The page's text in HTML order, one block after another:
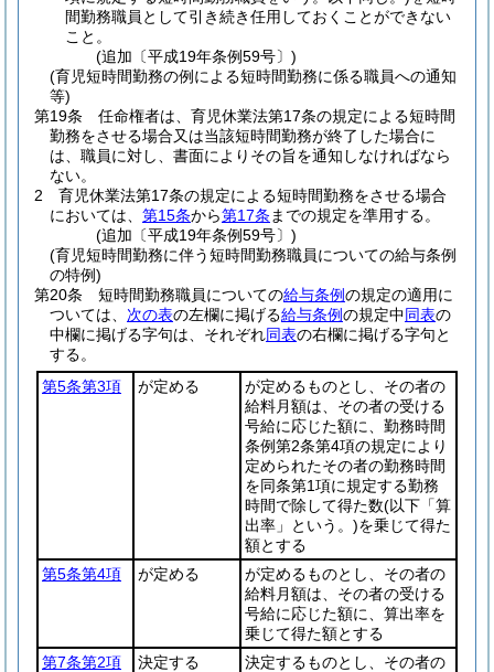
間勤務職員として引き続き任用しておくことができない
こと。
(追加〔平成19年条例59号〕)
(育児短時間勤務の例による短時間勤務に係る職員への通知
等)
第19条
任命権者は、育児休業法第17条の規定による短時間
勤務をさせる場合又は当該短時間勤務が終了した場合に
は、職員に対し、書面によりその旨を通知しなければなら
ない。
2
育児休業法第17条の規定による短時間勤務をさせる場合
においては、 第15条から第17条 までの規定を準用する。
(追加〔平成19年条例59号〕)
(育児短時間勤務に伴う短時間勤務職員についての給与条例
の特例)
第20条
短時間勤務職員についての給与条例の規定の適用に
ついては、 次の表の左欄に掲げる給与条例の規定中同表の
中欄に掲げる字句は、それぞれ同表の右欄に掲げる字句と
する。
第5条第3項
が定める
が定めるものとし、その者の
給料月額は、その者の受ける
号給に応じた額に、勤務時間
条例第2条第4項の規定により
定められたその者の勤務時間
を同条第1項に規定する勤務
時間で除して得た数(以下「算
出率」という。)を乗じて得た
額とする
第5条第4項
が定める
が定めるものとし、その者の
給料月額は、その者の受ける
号給に応じた額に、算出率を
乗じて得た額とする
第7条第2項
決定する
決定するものとし、その者の